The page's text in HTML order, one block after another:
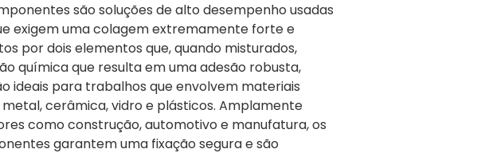
são soluções de alto desempenho usadas
exigem uma colagem extremamente forte e
por dois elementos que, quando misturados,
química que resulta em uma adesão robusta,
ideais para trabalhos que envolvem materiais
cerâmica, vidro e plásticos. Amplamente
como construção, automotivo e manufatura, os
garantem uma fixação segura e são